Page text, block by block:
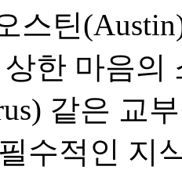
스틴
한 마음의
같은 교
수적인 지